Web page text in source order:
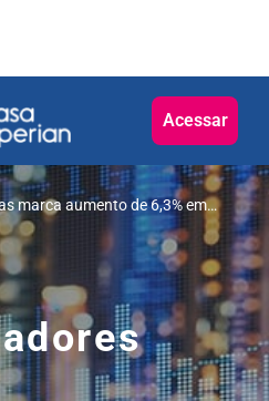
Acessar
marca aumento de 6,3% em
Experian